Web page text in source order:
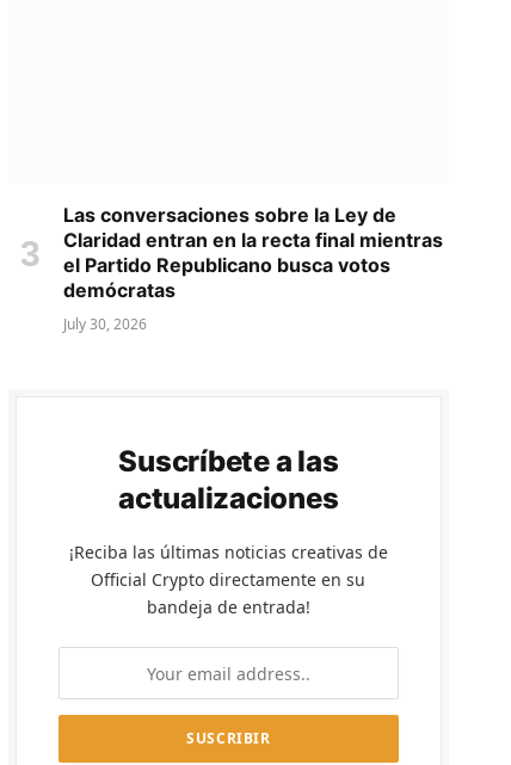
Las conversaciones sobre la Ley de
Claridad entran en la recta final mientras
el Partido Republicano busca votos
demócratas
July 30, 2026
Suscríbete a las
actualizaciones
¡Reciba las últimas noticias creativas de
Official Crypto directamente en su
bandeja de entrada!